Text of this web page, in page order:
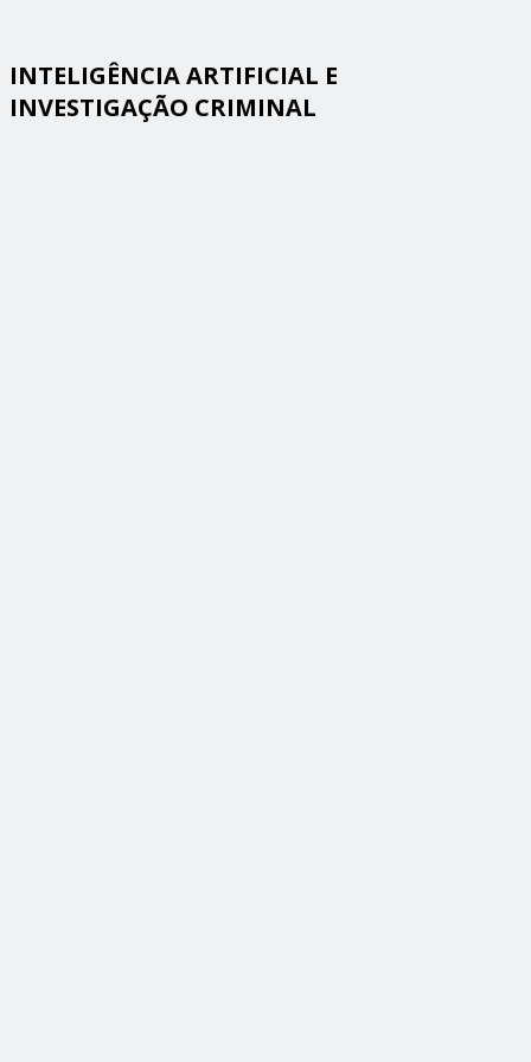
INTELIGÊNCIA ARTIFICIAL E
INVESTIGAÇÃO CRIMINAL